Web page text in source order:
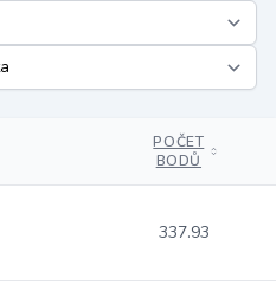
POČET
BODŮ
337.93